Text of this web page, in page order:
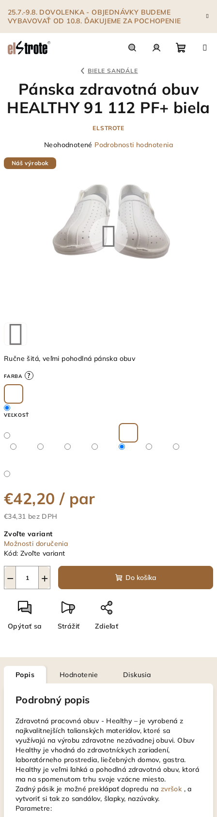
obsah
25.7.-9.8. DOVOLENKA - OBJEDNÁVKY BUDEME
VYBAVOVAŤ OD 10.8. ĎAKUJEME ZA POCHOPENIE
košík
BIELE SANDÁLE
Ručne šitá, veľmi pohodlná pánska obuv
FARBA ?
VEĽKOSŤ
€42,20 / par
€34,31 bez DPH
cena:
Zvoľte variant
Možnosti doručenia
Kód: Zvoľte variant
+
− Do košíka
Opýtať sa Strážiť Zdieľať
Pánska zdravotná obuv
HEALTHY 91 112 PF+ biela
ELSTROTE
Priemerné
produktu
hviezdičiek.
Neohodnotené Podrobnosti hodnotenia
Náš výrobok
Popis Hodnotenie Diskusia
Podrobný popis
Zdravotná pracovná obuv - Healthy – je vyrobená z
najkvalitnejších talianských materiálov, ktoré sa
využívajú na výrobu zdravotne nezávadnej obuvi. Obuv
Healthy je vhodná do zdravotníckych zariadení,
laboratórneho prostredia, liečebných domov, gastra.
Healthy je veľmi ľahká a pohodlná zdravotná obuv, ktorá
ma na spomenutom trhu svoje vzácne miesto.
Zadný pásik je možné preklápať dopredu na zvršok , a
vytvoriť si tak zo sandálov, šlapky, nazúvaky.
Parametre: